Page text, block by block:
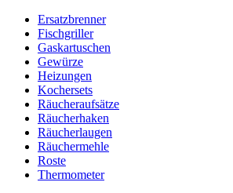
Ersatzbrenner
Fischgriller
Gaskartuschen
Gewürze
Heizungen
Kochersets
Räucheraufsätze
Räucherhaken
Räucherlaugen
Räuchermehle
Roste
Thermometer